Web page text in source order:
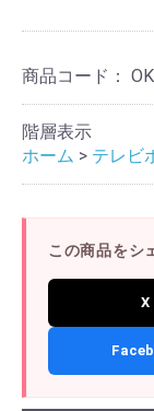
商品コード：
階層表示
ホーム > テレビ
この商品をシ
X